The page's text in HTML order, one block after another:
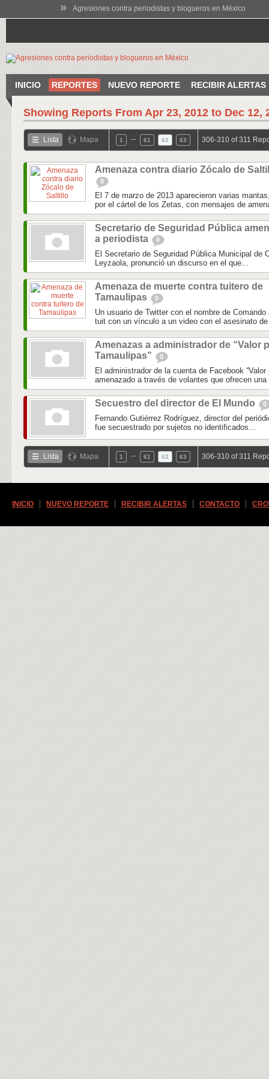
» Agresiones contra periodistas y blogueros en México
INICIO REPORTES NUEVO REPORTE RECIBIR ALERTAS
Showing Reports From Apr 23, 2012 to Dec 12,
Lista Mapa 1 61 62 63 306-310 of 311
Amenaza contra diario Zócalo de
0
El 7 de marzo de 2013 aparecieron varias
por el cártel de los Zetas, con mensajes de
Secretario de Seguridad Pública
a periodista
0
El Secretario de Seguridad Pública Municipal de
Leyzaola, pronunció un discurso en el que...
Amenaza de muerte contra tuitero de
Tamaulipas
0
Un usuario de Twitter con el nombre de
tuit con un vínculo a un video con el asesinato
Amenazas a administrador de “Valor
Tamaulipas”
0
El administrador de la cuenta de Facebook “Valor
amenazado a través de volantes que ofrecen
Secuestro del director de El Mundo 0
Fernando Gutiérrez Rodríguez, director del
fue secuestrado por sujetos no identificados...
Lista Mapa 1 61 62 63 306-310 of 311
INICIO NUEVO REPORTE RECIBIR ALERTAS CONTACTO